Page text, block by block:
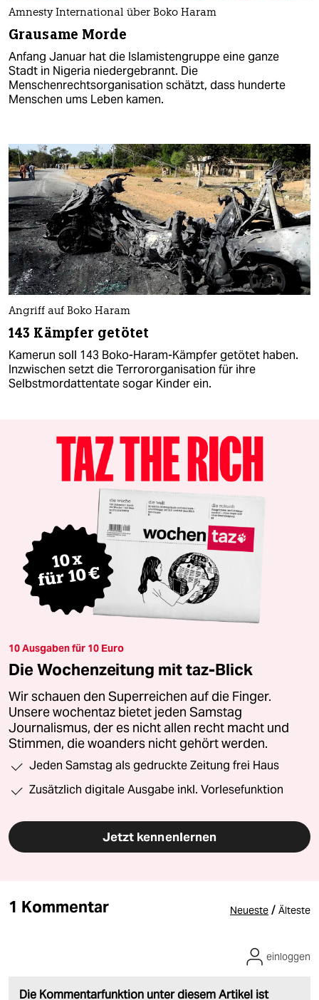
Amnesty International über Boko Haram
Grausame Morde
Anfang Januar hat die Islamistengruppe eine ganze
Stadt in Nigeria niedergebrannt. Die
Menschenrechtsorganisation schätzt, dass hunderte
Menschen ums Leben kamen.
Angriff auf Boko Haram
143 Kämpfer getötet
Kamerun soll 143 Boko-Haram-Kämpfer getötet haben.
Inzwischen setzt die Terrororganisation für ihre
Selbstmordattentate sogar Kinder ein.
10 Ausgaben für 10 Euro
Die Wochenzeitung mit taz-Blick
Wir schauen den Superreichen auf die Finger.
Unsere wochentaz bietet jeden Samstag
Journalismus, der es nicht allen recht macht und
Stimmen, die woanders nicht gehört werden.
Jeden Samstag als gedruckte Zeitung frei Haus
Zusätzlich digitale Ausgabe inkl. Vorlesefunktion
Jetzt kennenlernen
1 Kommentar Neueste / Älteste
Die Kommentarfunktion unter diesem Artikel ist
einloggen